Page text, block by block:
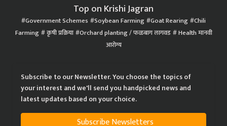
Top on Krishi Jagran
Government Schemes Soybean Farming Goat Rearing Chili
Farming कृषी प्रक्रिया Orchard planting / फळबाग लागवड Health मानवी
आरोग्य
Subscribe to our Newsletter. You choose the topics of
your interest and we'll send you handpicked news and
latest updates based on your choice.
Subscribe Newsletters